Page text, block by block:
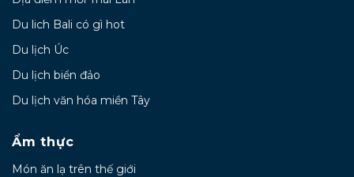
Du lich Bali có gì hot
Du lịch Úc
Du lịch biển đảo
Du lịch văn hóa miền Tây
Ẩm thực
Món ăn lạ trên thế giới